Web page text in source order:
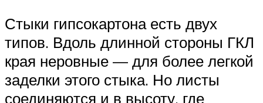
Стыки гипсокартона есть двух
типов. Вдоль длинной стороны ГКЛ
края неровные — для более легкой
заделки этого стыка. Но листы
соединяются и в высоту, где